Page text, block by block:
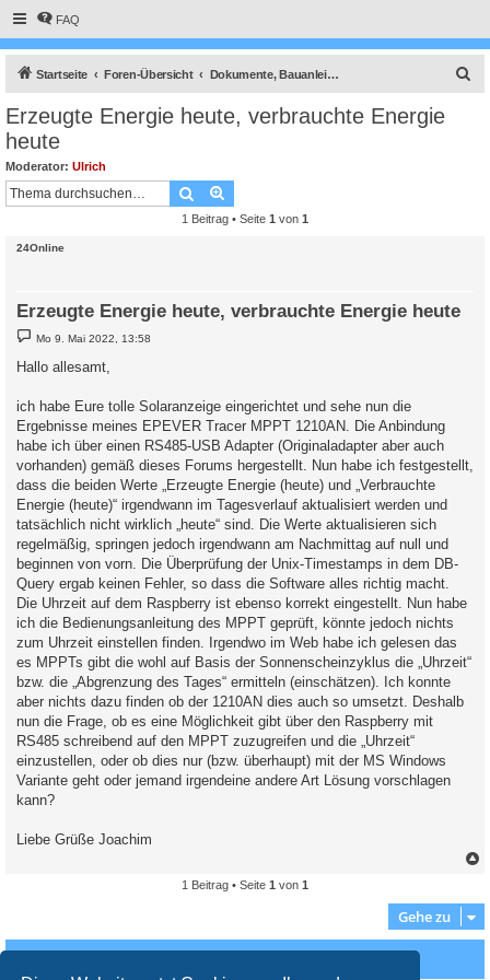
FAQ
Startseite Foren-Übersicht Dokumente, Bauanleitungen und How To's
Erzeugte Energie heute, verbrauchte Energie
heute
Moderator: Ulrich
Suche
1 Beitrag • Seite 1 von 1
24Online
Erzeugte Energie heute, verbrauchte Energie heute
B
e
i
t
g
Mo 9. Mai 2022, 13:58
Hallo allesamt,
ich habe Eure tolle Solaranzeige eingerichtet und sehe nun die
Ergebnisse meines EPEVER Tracer MPPT 1210AN. Die Anbindung
habe ich über einen RS485-USB Adapter (Originaladapter aber auch
vorhanden) gemäß dieses Forums hergestellt. Nun habe ich festgestellt,
dass die beiden Werte „Erzeugte Energie (heute) und „Verbrauchte
Energie (heute)“ irgendwann im Tagesverlauf aktualisiert werden und
tatsächlich nicht wirklich „heute“ sind. Die Werte aktualisieren sich
regelmäßig, springen jedoch irgendwann am Nachmittag auf null und
beginnen von vorn. Die Überprüfung der Unix-Timestamps in dem DB-
Query ergab keinen Fehler, so dass die Software alles richtig macht.
Die Uhrzeit auf dem Raspberry ist ebenso korrekt eingestellt. Nun habe
ich die Bedienungsanleitung des MPPT geprüft, könnte jedoch nichts
zum Uhrzeit einstellen finden. Irgendwo im Web habe ich gelesen das
es MPPTs gibt die wohl auf Basis der Sonnenscheinzyklus die „Uhrzeit“
bzw. die „Abgrenzung des Tages“ ermitteln (einschätzen). Ich konnte
aber nichts dazu finden ob der 1210AN dies auch so umsetzt. Deshalb
nun die Frage, ob es eine Möglichkeit gibt über den Raspberry mit
RS485 schreibend auf den MPPT zuzugreifen und die „Uhrzeit“
einzustellen, oder ob dies nur (bzw. überhaupt) mit der MS Windows
Variante geht oder jemand irgendeine andere Art Lösung vorschlagen
kann?
Liebe Grüße Joachim
h
b
1 Beitrag • Seite 1 von 1
Gehe zu